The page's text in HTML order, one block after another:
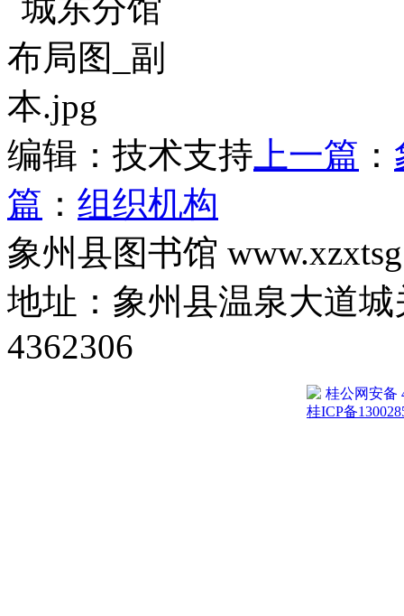
编辑：技术支持 上一篇 ：
篇 ： 组织机构
象州县图书馆
地址：象州县温泉大道
4362306
桂公网安备
桂ICP备